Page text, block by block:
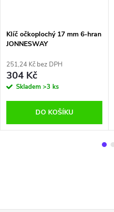
Klíč očkoplochý 17 mm 6-hran
JONNESWAY
251,24 Kč bez DPH
304 Kč
Skladem >3 ks
DO KOŠÍKU